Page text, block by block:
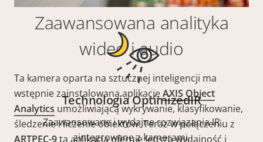
Zaawansowana analityka
wideo i audio
Ta kamera oparta na sztucznej inteligencji ma
wstępnie zainstalowaną aplikacjęAXIS Object
Analytics umożliwiającą wykrywanie, klasyfikowanie,
śledzenie i liczenie obiektów. Teraz w połączeniu z
ARTPEC-9ta aplikacja oferuje lepszą wydajność i
Technologia OptimizedIR
Zaawansowane i wydajne rozwiązania IR
zintegrowane z kamerami.